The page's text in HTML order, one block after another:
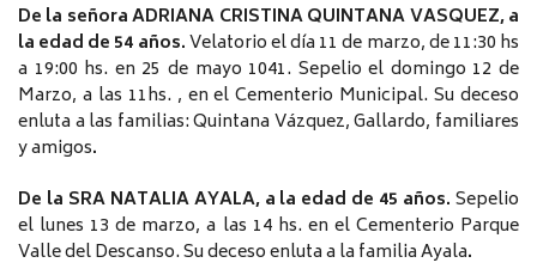
De la señora ADRIANA CRISTINA QUINTANA VASQUEZ, a
la edad de 54 años.Velatorio el día 11 de marzo, de 11:30 hs
a 19:00 hs. en 25 de mayo 1041. Sepelio el domingo 12 de
Marzo, a las 11hs. , en el Cementerio Municipal. Su deceso
enluta a las familias: Quintana Vázquez, Gallardo, familiares
y amigos.
De la SRA NATALIA AYALA, a la edad de 45 años. Sepelio
el lunes 13 de marzo, a las 14 hs. en el Cementerio Parque
Valle del Descanso. Su deceso enluta a la familia Ayala.